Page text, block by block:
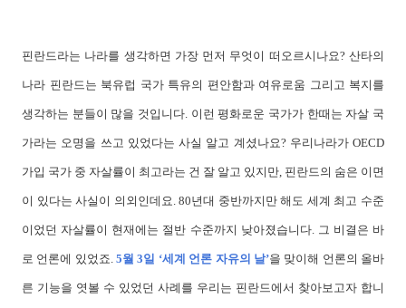
핀란드라는 나라를 생각하면 가장 먼저 무엇이 떠오르시나요? 산타의
나라 핀란드는 북유럽 국가 특유의 편안함과 여유로움 그리고 복지를
생각하는 분들이 많을 것입니다. 이런 평화로운 국가가 한때는 자살 국
가라는 오명을 쓰고 있었다는 사실 알고 계셨나요? 우리나라가 OECD
가입 국가 중 자살률이 최고라는 건 잘 알고 있지만, 핀란드의 숨은 이면
이 있다는 사실이 의외인데요. 80년대 중반까지만 해도 세계 최고 수준
이었던 자살률이 현재에는 절반 수준까지 낮아졌습니다. 그 비결은 바
로 언론에 있었죠.5월 3일 ‘세계 언론 자유의 날’을 맞이해 언론의 올바
른 기능을 엿볼 수 있었던 사례를 우리는 핀란드에서 찾아보고자 합니